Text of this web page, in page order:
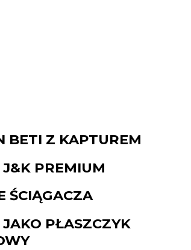
BETI Z KAPTUREM
PREMIUM
ŚCIĄGACZA
PŁASZCZYK